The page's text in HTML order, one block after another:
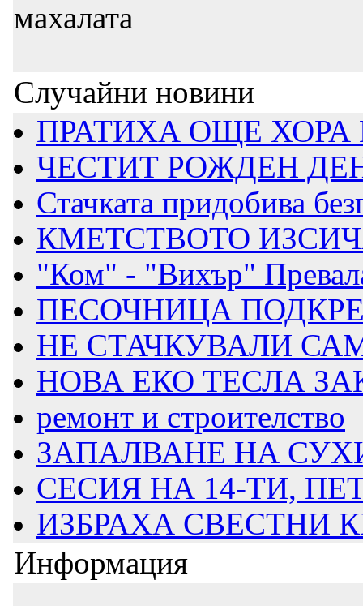
махалата
Случайни новини
ПРАТИХА ОЩЕ ХОРА
ЧЕСТИТ РОЖДЕН
Стачката придобива
КМЕТСТВОТО
"Ком" - "Вихър"
ПЕСОЧНИЦА
НЕ СТАЧКУВАЛИ
НОВА ЕКО ТЕСЛА
ремонт и строителство
ЗАПАЛВАНЕ НА
СЕСИЯ НА 14-ТИ,
ИЗБРАХА СВЕСТНИ
Информация